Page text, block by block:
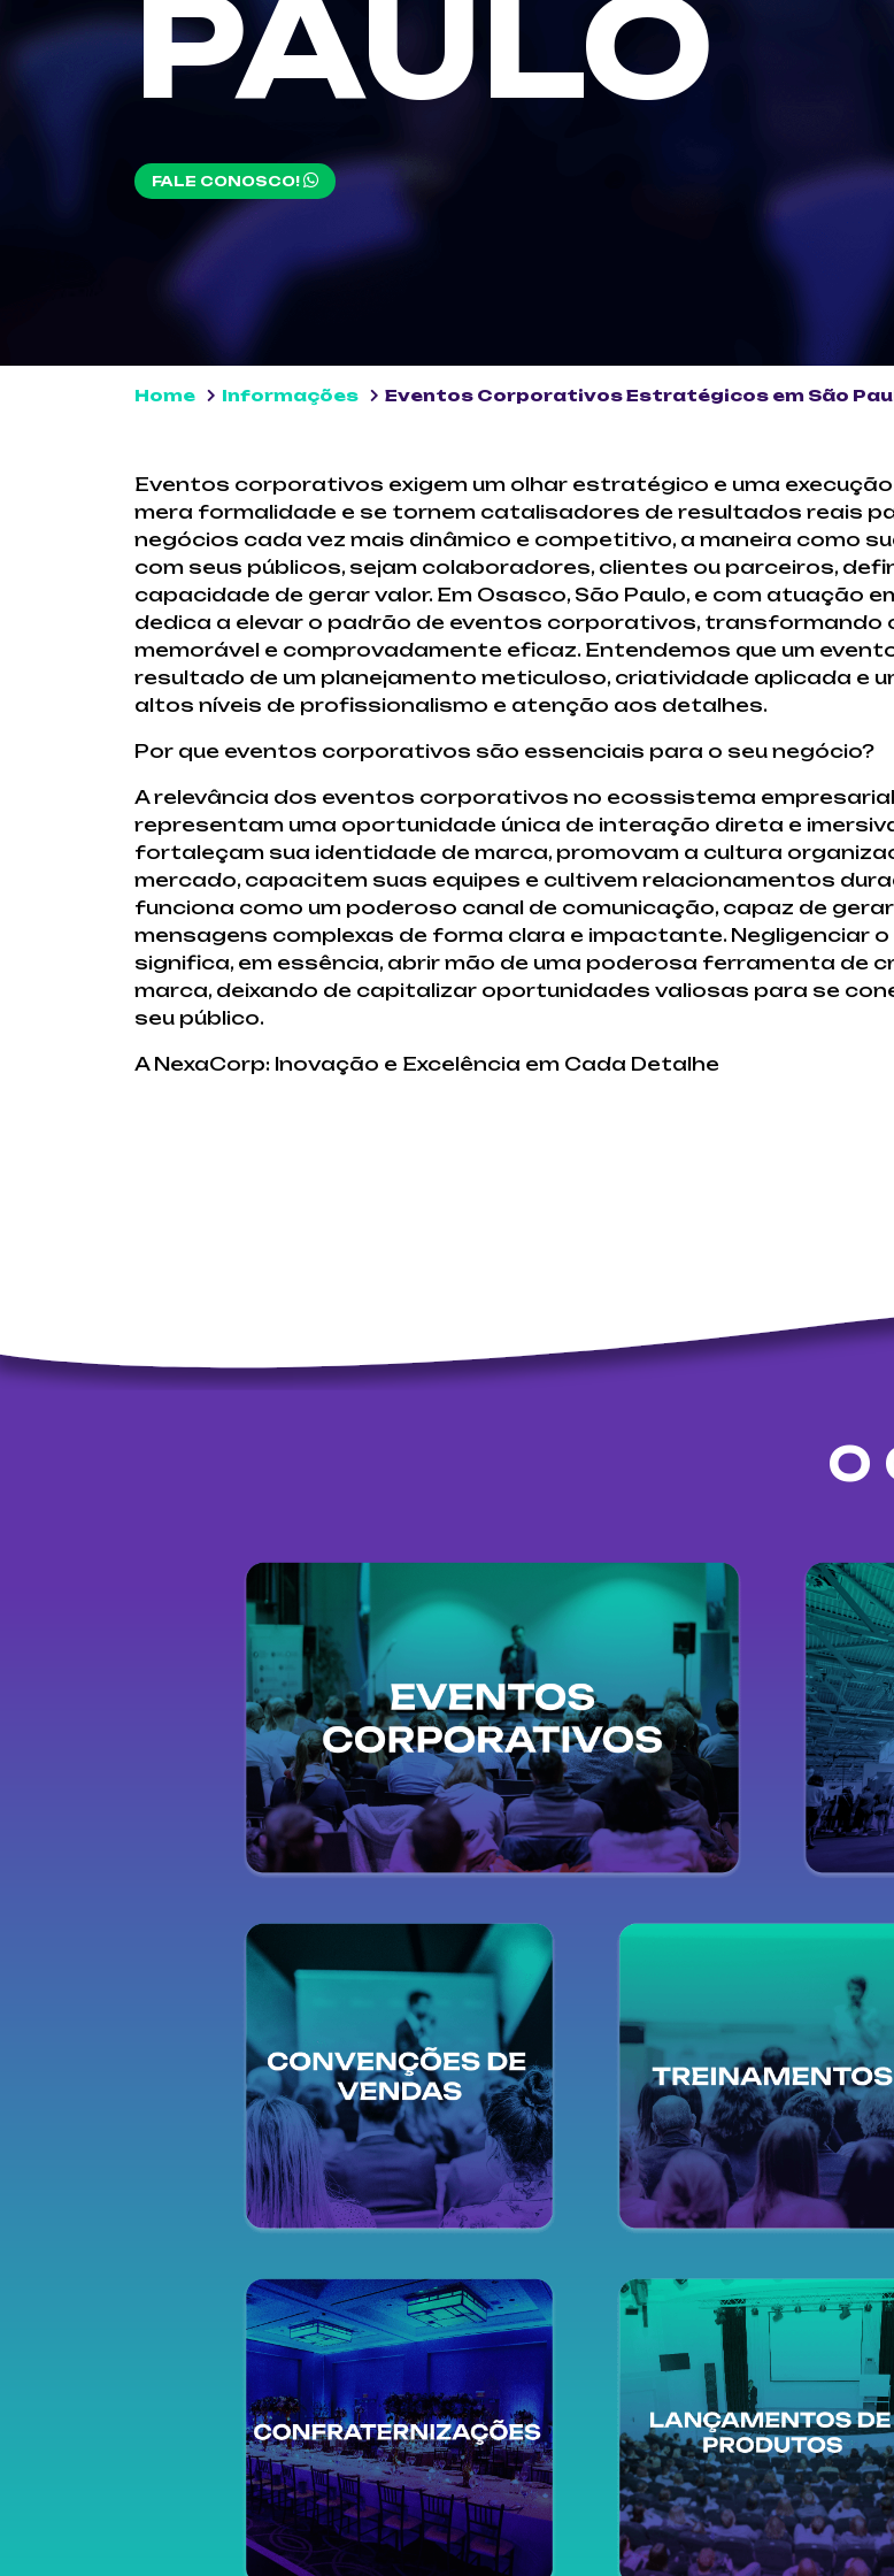
PAULO
FALE CONOSCO!
Home Informações Eventos Corporativos Estratégicos em São
Eventos corporativos exigem um olhar estratégico e uma
mera formalidade e se tornem catalisadores de resultados reais
negócios cada vez mais dinâmico e competitivo, a maneira como
com seus públicos, sejam colaboradores, clientes ou parceiros,
capacidade de gerar valor. Em Osasco, São Paulo, e com atuação
dedica a elevar o padrão de eventos corporativos, transformando
memorável e comprovadamente eficaz. Entendemos que um
resultado de um planejamento meticuloso, criatividade aplicada e
altos níveis de profissionalismo e atenção aos detalhes.
Por que eventos corporativos são essenciais para o seu negócio?
A relevância dos eventos corporativos no ecossistema empresarial
representam uma oportunidade única de interação direta e
fortaleçam sua identidade de marca, promovam a cultura
mercado, capacitem suas equipes e cultivem relacionamentos
funciona como um poderoso canal de comunicação, capaz de
mensagens complexas de forma clara e impactante. Negligenciar
significa, em essência, abrir mão de uma poderosa ferramenta de
marca, deixando de capitalizar oportunidades valiosas para se
seu público.
A NexaCorp: Inovação e Excelência em Cada Detalhe
O